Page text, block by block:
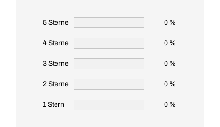
5 Sterne 0 %
4 Sterne 0 %
3 Sterne 0 %
2 Sterne 0 %
1 Stern 0 %